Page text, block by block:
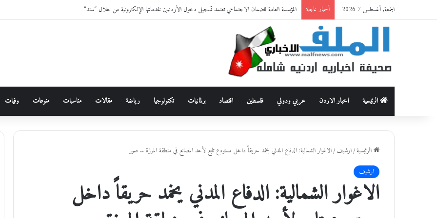
الجمعة, أغسطس 7 2026 أخبار عاجلة المؤسسة العامة للضمان الاجتماعي تعتمد تسجيل دخول الأردنيين لخدماتها الإلكترونية من خلال “سند”
الرئيسية اخبار الاردن عربي ودولي فلسطين اقتصاد برلمانيات تكنولوجيا رياضة مقالات مناسبات منوعات وفيات
الرئيسية/ارشيف/الاغوار الشمالية: الدفاع المدني يخمد حريقاً داخل مستودع تابع لأحد المصانع في منطقة المرزة .. صور
ارشيف
الاغوار الشمالية: الدفاع المدني يخمد حريقاً داخل